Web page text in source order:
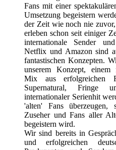
Fans mit einer
Umsetzung begeistern
der Zeit wie noch nie
erleben schon seit einiger
internationale Sender
Netflix und Amazon sind
fantastischen Konzepten.
unserem Konzept, einem
Mix aus erfolgreichen
Supernatural, Fringe
internationaler Serienhit
'alten' Fans überzeugen,
Zuseher und Fans aller
begeistern wird.
Wir sind bereits in
und erfolgreichen